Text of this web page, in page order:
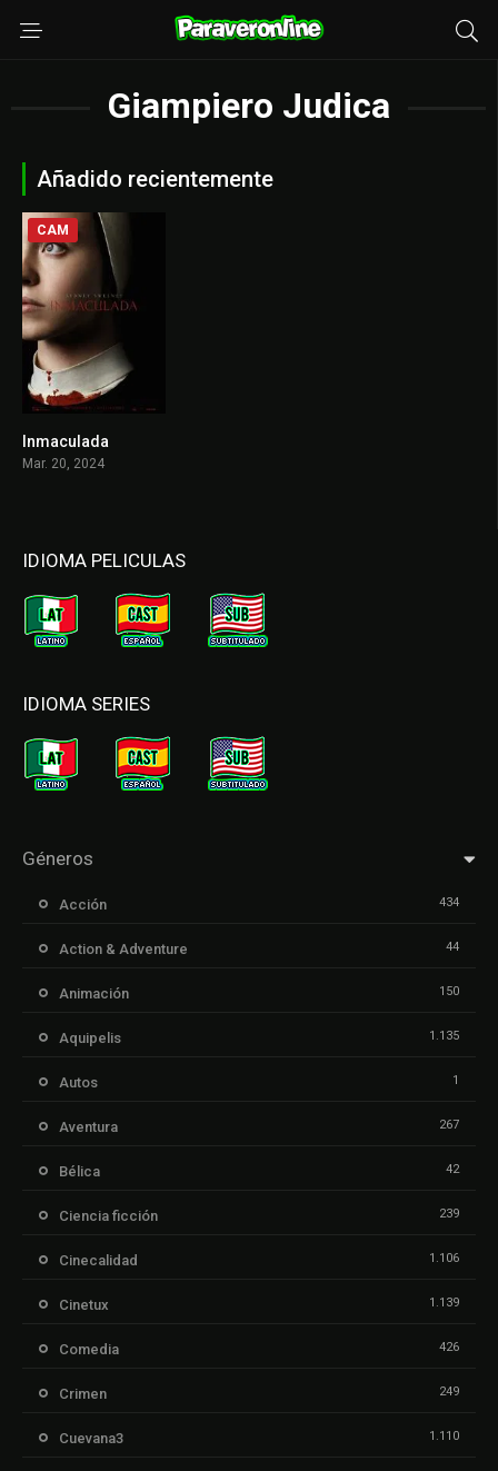
Giampiero Judica
Añadido recientemente
CAM
Inmaculada
Mar. 20, 2024
IDIOMA PELICULAS
IDIOMA SERIES
Géneros
Acción 434
Action & Adventure 44
Animación 150
Aquipelis 1.135
Autos 1
Aventura 267
Bélica 42
Ciencia ficción 239
Cinecalidad 1.106
Cinetux 1.139
Comedia 426
Crimen 249
Cuevana3 1.110